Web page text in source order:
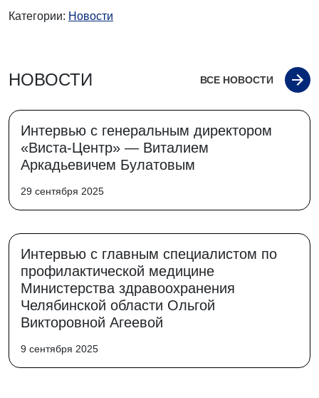
Категории: Новости
НОВОСТИ ВСЕ НОВОСТИ
Интервью с генеральным директором
«Виста-Центр» — Виталием
Аркадьевичем Булатовым
29 сентября 2025
Интервью с главным специалистом по
профилактической медицине
Министерства здравоохранения
Челябинской области Ольгой
Викторовной Агеевой
9 сентября 2025